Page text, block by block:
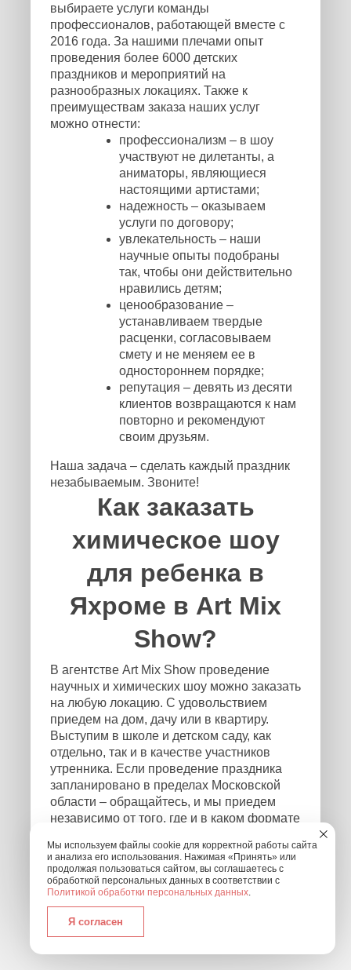
выбираете услуги команды
профессионалов, работающей вместе с
2016 года. За нашими плечами опыт
проведения более 6000 детских
праздников и мероприятий на
разнообразных локациях. Также к
преимуществам заказа наших услуг
можно отнести:
профессионализм – в шоу
участвуют не дилетанты, а
аниматоры, являющиеся
настоящими артистами;
надежность – оказываем
услуги по договору;
увлекательность – наши
научные опыты подобраны
так, чтобы они действительно
нравились детям;
ценообразование –
устанавливаем твердые
расценки, согласовываем
смету и не меняем ее в
одностороннем порядке;
репутация – девять из десяти
клиентов возвращаются к нам
повторно и рекомендуют
своим друзьям.
Наша задача – сделать каждый праздник
незабываемым. Звоните!
Как заказать
химическое шоу
для ребенка в
Яхроме в Art Mix
Show?
В агентстве Art Mix Show проведение
научных и химических шоу можно заказать
на любую локацию. С удовольствием
приедем на дом, дачу или в квартиру.
Выступим в школе и детском саду, как
отдельно, так и в качестве участников
утренника. Если проведение праздника
запланировано в пределах Московской
области – обращайтесь, и мы приедем
независимо от того, где и в каком формате
связаться с нами, оставьте заявку на
обратный звонок или позвоните нам по
номеру: +7 (495) 877-30-01.
Мы используем файлы cookie для корректной работы сайта
и анализа его использования. Нажимая «Принять» или
продолжая пользоваться сайтом, вы соглашаетесь с
обработкой персональных данных в соответствии с
Политикой обработки персональных данных.
Я согласен